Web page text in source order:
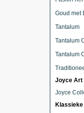
Goud met
Tantalum
Tantalum
Tantalum
Joyce Art
Joyce